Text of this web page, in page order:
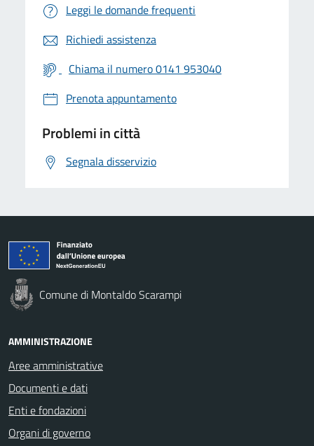
Leggi le domande frequenti
Richiedi assistenza
Chiama il numero 0141 953040
Prenota appuntamento
Problemi in città
Segnala disservizio
Comune di Montaldo Scarampi
AMMINISTRAZIONE
Aree amministrative
Documenti e dati
Enti e fondazioni
Organi di governo